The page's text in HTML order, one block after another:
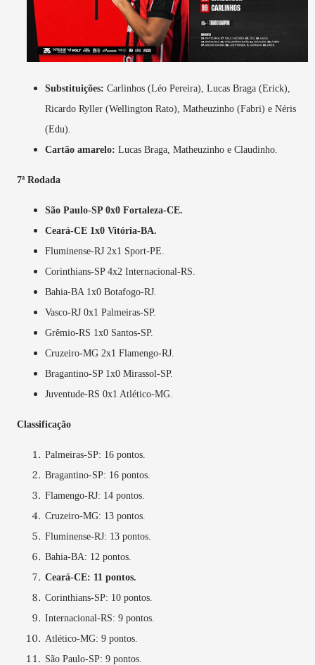
Substituições: Carlinhos (Léo Pereira), Lucas Braga (Erick),
Ricardo Ryller (Wellington Rato), Matheuzinho (Fabri) e Néris
(Edu).
Cartão amarelo: Lucas Braga, Matheuzinho e Claudinho.
7ª Rodada
São Paulo-SP 0x0 Fortaleza-CE.
Ceará-CE 1x0 Vitória-BA.
Fluminense-RJ 2x1 Sport-PE.
Corinthians-SP 4x2 Internacional-RS.
Bahia-BA 1x0 Botafogo-RJ.
Vasco-RJ 0x1 Palmeiras-SP.
Grêmio-RS 1x0 Santos-SP.
Cruzeiro-MG 2x1 Flamengo-RJ.
Bragantino-SP 1x0 Mirassol-SP.
Juventude-RS 0x1 Atlético-MG.
Classificação
Palmeiras-SP: 16 pontos.
Bragantino-SP: 16 pontos.
Flamengo-RJ: 14 pontos.
Cruzeiro-MG: 13 pontos.
Fluminense-RJ: 13 pontos.
Bahia-BA: 12 pontos.
Ceará-CE: 11 pontos.
Corinthians-SP: 10 pontos.
Internacional-RS: 9 pontos.
Atlético-MG: 9 pontos.
São Paulo-SP: 9 pontos.